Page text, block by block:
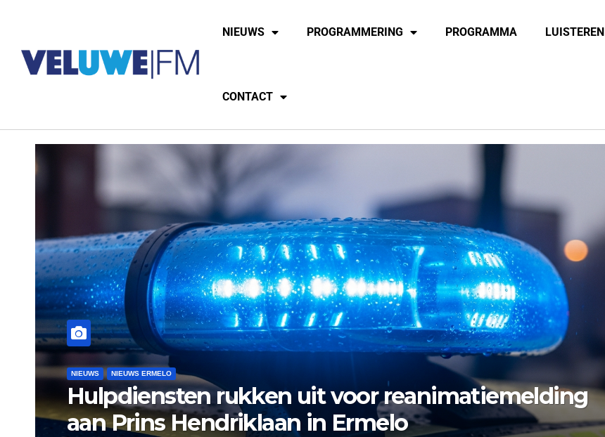
NIEUWS PROGRAMMERING PROGRAMMA LUISTEREN
CONTACT
NIEUWS NIEUWS ERMELO NIEUWS HARDERWIJK
Museum Het Pakhuis Ermelo zoekt nazaten van
Harderwijkse visser